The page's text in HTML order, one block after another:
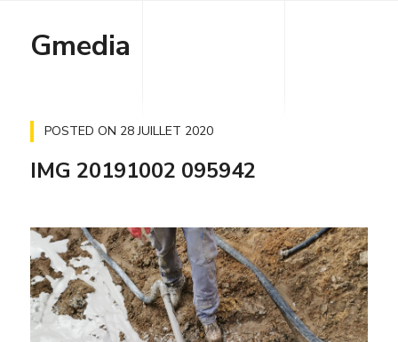
Gmedia
POSTED ON 28 JUILLET 2020
IMG 20191002 095942